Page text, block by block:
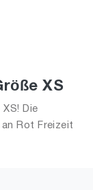
XS
Die
Rot Freizeit